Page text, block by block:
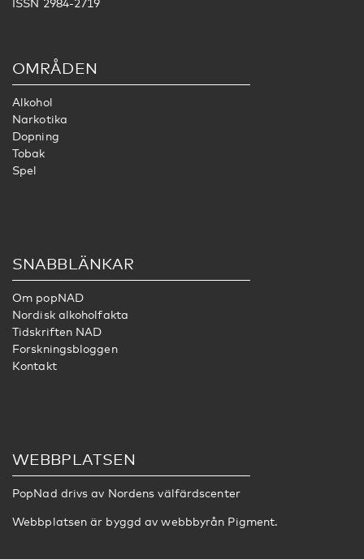
ISSN 2984-2719
OMRÅDEN
Alkohol
Narkotika
Dopning
Tobak
Spel
SNABBLÄNKAR
Om popNAD
Nordisk alkoholfakta
Tidskriften NAD
Forskningsbloggen
Kontakt
WEBBPLATSEN
PopNad drivs av Nordens välfärdscenter
Webbplatsen är byggd av webbbyrån Pigment.